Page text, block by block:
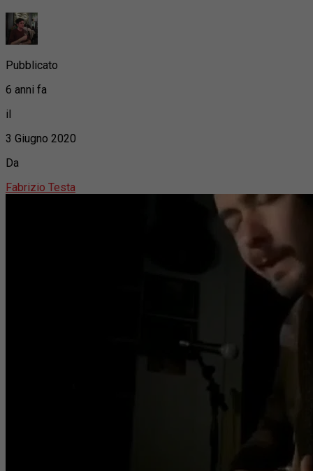
Pubblicato
6 anni fa
il
3 Giugno 2020
Da
Fabrizio Testa